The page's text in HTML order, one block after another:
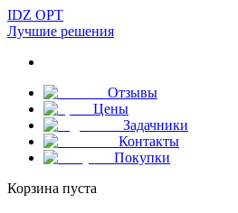
IDZ OPT
Лучшие решения
Отзывы
Цены
Задачники
Контакты
Покупки
Корзина пуста